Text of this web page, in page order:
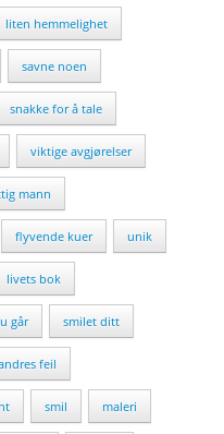
liten hemmelighet
savne noen
snakke for å tale
viktige avgjørelser
mann
flyvende kuer unik
livets bok
går smilet ditt
feil
smil maleri